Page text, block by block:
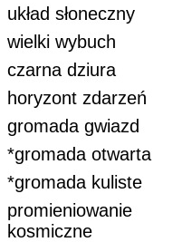
układ słoneczny
wielki wybuch
czarna dziura
horyzont zdarzeń
gromada gwiazd
*gromada otwarta
*gromada kuliste
promieniowanie
kosmiczne